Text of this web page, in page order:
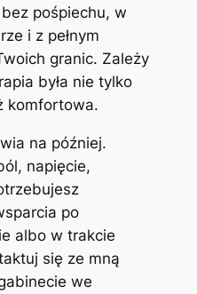
pośpiechu, w
i z pełnym
granic. Zależy
była nie tylko
komfortowa.
na później.
napięcie,
po
albo w trakcie
się ze mną
we